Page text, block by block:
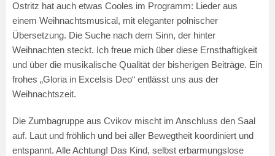
Ostritz hat auch etwas Cooles im Programm: Lieder aus
einem Weihnachtsmusical, mit eleganter polnischer
Übersetzung. Die Suche nach dem Sinn, der hinter
Weihnachten steckt. Ich freue mich über diese Ernsthaftigkeit
und über die musikalische Qualität der bisherigen Beiträge. Ein
frohes „Gloria in Excelsis Deo“ entlässt uns aus der
Weihnachtszeit.
Die Zumbagruppe aus Cvikov mischt im Anschluss den Saal
auf. Laut und fröhlich und bei aller Bewegtheit koordiniert und
entspannt. Alle Achtung! Das Kind, selbst erbarmungslose